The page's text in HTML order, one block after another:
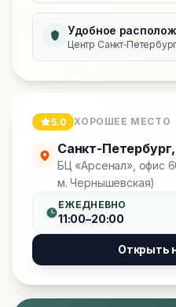
Удобное
Центр
5.0 ХОРОШЕЕ МЕСТО
Санкт-Петербург,
БЦ «Арсенал», офис
м. Чернышевская)
ЕЖЕДНЕВНО
11:00–20:00
Открыть